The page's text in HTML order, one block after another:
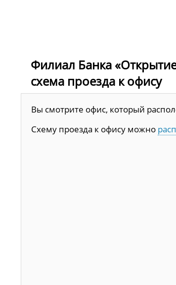
Филиал Банка
схема проезда к офису
Вы смотрите офис, который
Схему проезда к офису можно